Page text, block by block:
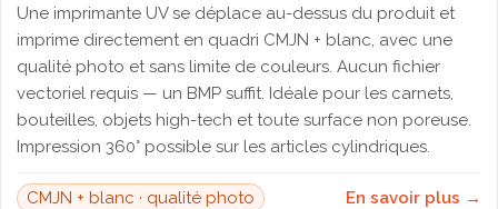
Une imprimante UV se déplace au-dessus du produit et
imprime directement en quadri CMJN + blanc, avec une
qualité photo et sans limite de couleurs. Aucun fichier
vectoriel requis — un BMP suffit. Idéale pour les carnets,
bouteilles, objets high-tech et toute surface non poreuse.
Impression 360° possible sur les articles cylindriques.
CMJN + blanc · qualité photo En savoir plus →